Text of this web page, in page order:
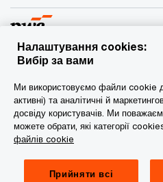
учасник/фірми-учасниці
міжнародна мережа PwC.
самостійною юридичною
веб-сторінці www.pwc.com/
Конфіденційність
Налаштування cookies:
Вибір за вами
Ми використовуємо файли cookie
активні) та аналітичні й
досвіду користувачів. Ми
можете обрати, які категорії
файлів cookie
Прийняти всі